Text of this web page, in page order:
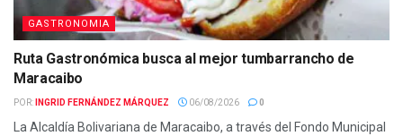
GASTRONOMIA
Ruta Gastronómica busca al mejor tumbarrancho de
Maracaibo
POR: INGRID FERNÁNDEZ MÁRQUEZ 06/08/2026 0
La Alcaldía Bolivariana de Maracaibo, a través del Fondo Municipal